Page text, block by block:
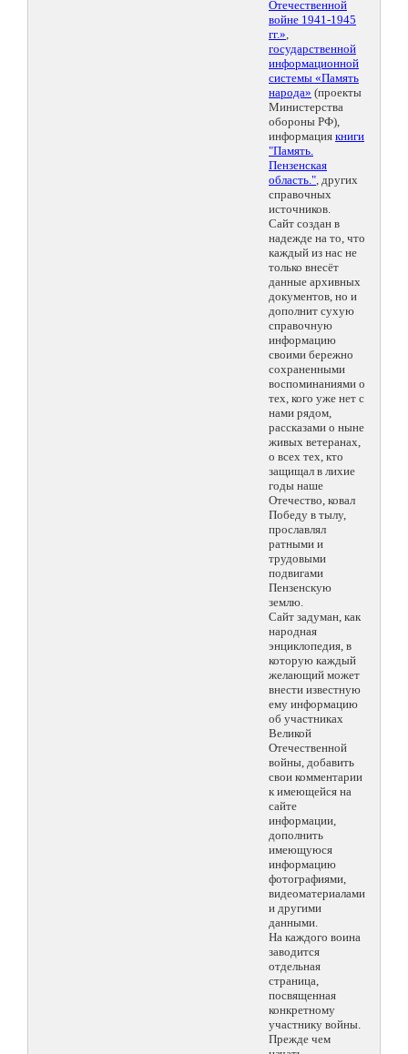
Отечественной
войне 1941-1945
гг.»,
государственной
информационной
системы «Память
народа» (проекты
Министерства
обороны РФ),
информация книги
"Память.
Пензенская
область.", других
справочных
источников.
Сайт создан в
надежде на то, что
каждый из нас не
только внесёт
данные архивных
документов, но и
дополнит сухую
справочную
информацию
своими бережно
сохраненными
воспоминаниями о
тех, кого уже нет с
нами рядом,
рассказами о ныне
живых ветеранах,
о всех тех, кто
защищал в лихие
годы наше
Отечество, ковал
Победу в тылу,
прославлял
ратными и
трудовыми
подвигами
Пензенскую
землю.
Сайт задуман, как
народная
энциклопедия, в
которую каждый
желающий может
внести известную
ему информацию
об участниках
Великой
Отечественной
войны, добавить
свои комментарии
к имеющейся на
сайте
информации,
дополнить
имеющуюся
информацию
фотографиями,
видеоматериалами
и другими
данными.
На каждого воина
заводится
отдельная
страница,
посвященная
конкретному
участнику войны.
Прежде чем